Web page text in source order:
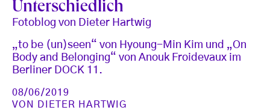
Unterschiedlich
Fotoblog von Dieter Hartwig
„to be (un)seen“ von Hyoung-Min Kim und „On
Body and Belonging“ von Anouk Froidevaux im
Berliner DOCK 11.
08/06/2019
VON
DIETER HARTWIG